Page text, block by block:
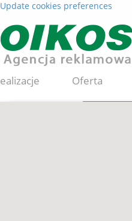
Update cookies preferences
Oferta